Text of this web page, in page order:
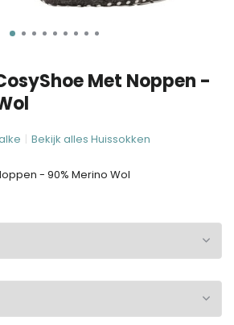
Met Noppen -
Bekijk alles Huissokken
- 90% Merino Wol